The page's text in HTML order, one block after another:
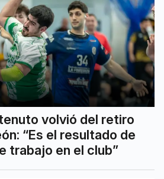
volvió del retiro
“Es el resultado de
trabajo en el club”